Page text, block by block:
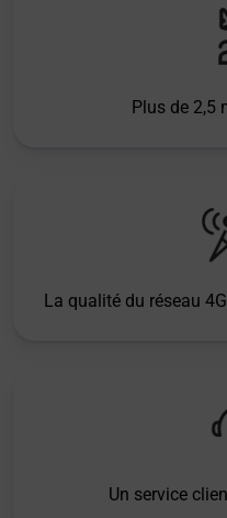
Plus de 2,5
La qualité du réseau
Un service